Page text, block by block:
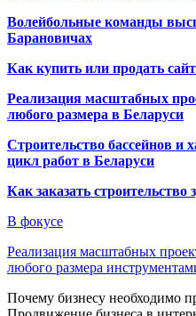
Волейбольные команды
Барановичах
Как купить или продать
Реализация масштабных
любого размера в Беларуси
Строительство бассейнов
цикл работ в Беларуси
Как заказать строительство
В фокусе
Реализация масштабных
любого размера
Почему бизнесу необходимо